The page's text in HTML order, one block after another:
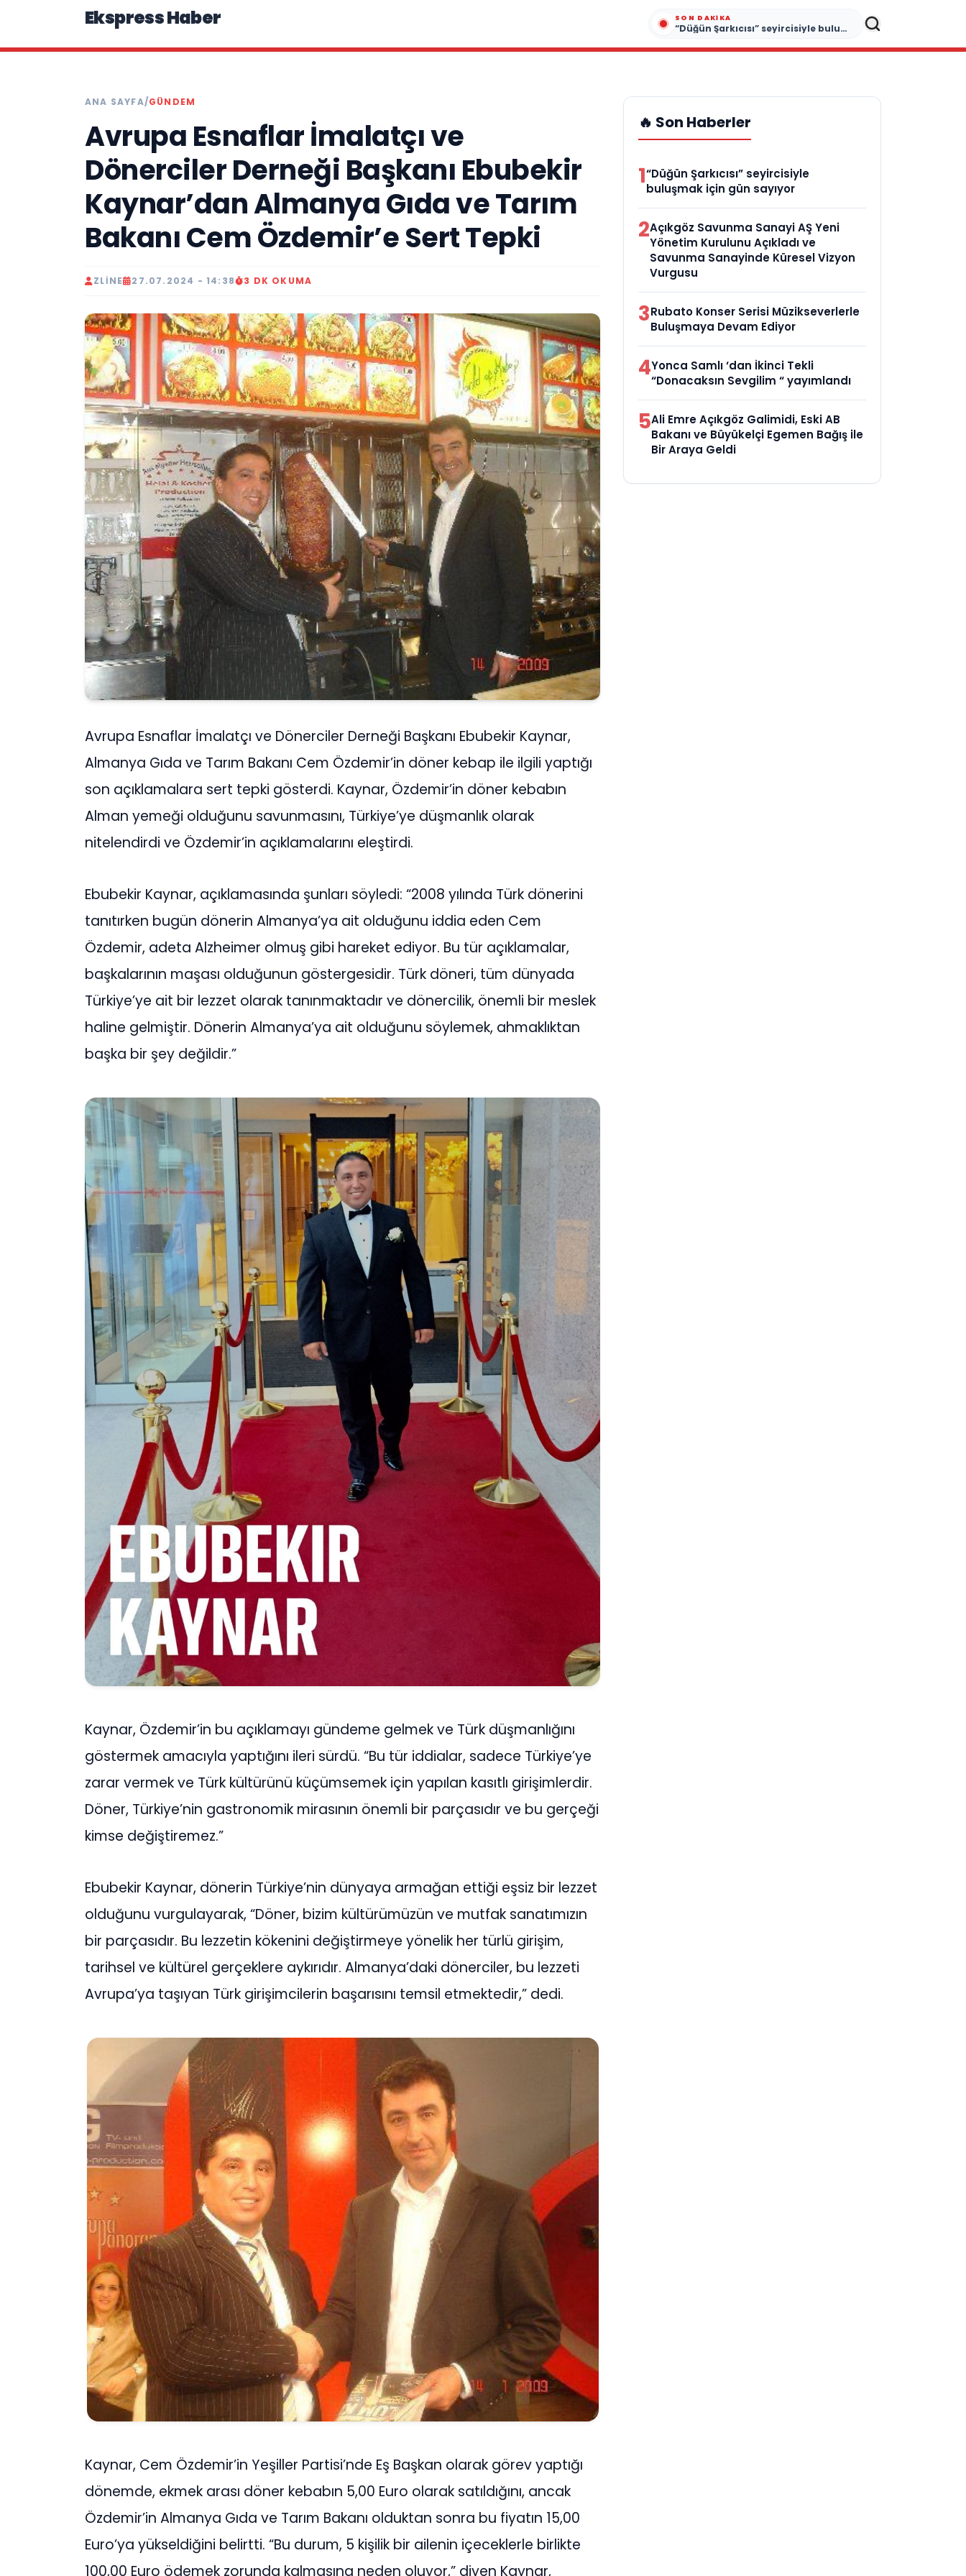
Ekspress Haber SON DAKIKA
“Düğün Şarkıcısı” seyircisiyle buluşmak için gün sayıyor
ANA SAYFA/GÜNDEM
Avrupa Esnaflar İmalatçı ve
Dönerciler Derneği Başkanı Ebubekir
Kaynar’dan Almanya Gıda ve Tarım
Bakanı Cem Özdemir’e Sert Tepki
ZLINE 27.07.2024 - 14:38 3 DK OKUMA
Avrupa Esnaflar İmalatçı ve Dönerciler Derneği Başkanı Ebubekir Kaynar,
Almanya Gıda ve Tarım Bakanı Cem Özdemir’in döner kebap ile ilgili yaptığı
son açıklamalara sert tepki gösterdi. Kaynar, Özdemir’in döner kebabın
Alman yemeği olduğunu savunmasını, Türkiye’ye düşmanlık olarak
nitelendirdi ve Özdemir’in açıklamalarını eleştirdi.
Ebubekir Kaynar, açıklamasında şunları söyledi: “2008 yılında Türk dönerini
tanıtırken bugün dönerin Almanya’ya ait olduğunu iddia eden Cem
Özdemir, adeta Alzheimer olmuş gibi hareket ediyor. Bu tür açıklamalar,
başkalarının maşası olduğunun göstergesidir. Türk döneri, tüm dünyada
Türkiye’ye ait bir lezzet olarak tanınmaktadır ve dönercilik, önemli bir meslek
haline gelmiştir. Dönerin Almanya’ya ait olduğunu söylemek, ahmaklıktan
başka bir şey değildir.”
Kaynar, Özdemir’in bu açıklamayı gündeme gelmek ve Türk düşmanlığını
göstermek amacıyla yaptığını ileri sürdü. “Bu tür iddialar, sadece Türkiye’ye
zarar vermek ve Türk kültürünü küçümsemek için yapılan kasıtlı girişimlerdir.
Döner, Türkiye’nin gastronomik mirasının önemli bir parçasıdır ve bu gerçeği
kimse değiştiremez.”
Ebubekir Kaynar, dönerin Türkiye’nin dünyaya armağan ettiği eşsiz bir lezzet
olduğunu vurgulayarak, “Döner, bizim kültürümüzün ve mutfak sanatımızın
bir parçasıdır. Bu lezzetin kökenini değiştirmeye yönelik her türlü girişim,
tarihsel ve kültürel gerçeklere aykırıdır. Almanya’daki dönerciler, bu lezzeti
Avrupa’ya taşıyan Türk girişimcilerin başarısını temsil etmektedir,” dedi.
Kaynar, Cem Özdemir’in Yeşiller Partisi’nde Eş Başkan olarak görev yaptığı
dönemde, ekmek arası döner kebabın 5,00 Euro olarak satıldığını, ancak
Özdemir’in Almanya Gıda ve Tarım Bakanı olduktan sonra bu fiyatın 15,00
Euro’ya yükseldiğini belirtti. “Bu durum, 5 kişilik bir ailenin içeceklerle birlikte
100,00 Euro ödemek zorunda kalmasına neden oluyor,” diyen Kaynar,
🔥 Son Haberler
1“Düğün Şarkıcısı” seyircisiyle
buluşmak için gün sayıyor
2Açıkgöz Savunma Sanayi AŞ Yeni
Yönetim Kurulunu Açıkladı ve
Savunma Sanayinde Küresel Vizyon
Vurgusu
3Rubato Konser Serisi Müzikseverlerle
Buluşmaya Devam Ediyor
4Yonca Samlı ‘dan İkinci Tekli
“Donacaksın Sevgilim “ yayımlandı
5Ali Emre Açıkgöz Galimidi, Eski AB
Bakanı ve Büyükelçi Egemen Bağış ile
Bir Araya Geldi